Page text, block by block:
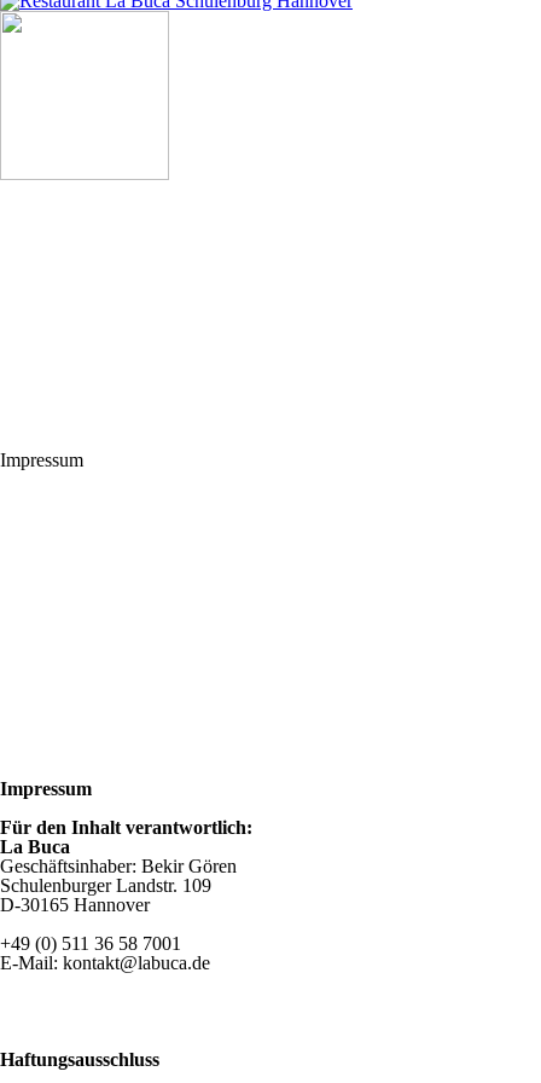
Impressum
Impressum
Für den Inhalt verantwortlich:
La Buca
Geschäftsinhaber: Bekir Gören
Schulenburger Landstr. 109
D-30165 Hannover
+49 (0) 511 36 58 7001
E-Mail: kontakt@labuca.de
Haftungsausschluss